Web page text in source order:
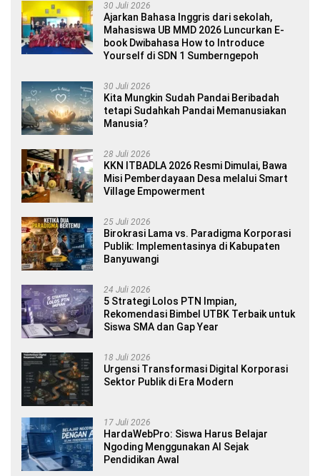
30 Juli 2026
Ajarkan Bahasa Inggris dari sekolah,
Mahasiswa UB MMD 2026 Luncurkan E-
book Dwibahasa How to Introduce
Yourself di SDN 1 Sumberngepoh
30 Juli 2026
Kita Mungkin Sudah Pandai Beribadah
tetapi Sudahkah Pandai Memanusiakan
Manusia?
28 Juli 2026
KKN ITBADLA 2026 Resmi Dimulai, Bawa
Misi Pemberdayaan Desa melalui Smart
Village Empowerment
25 Juli 2026
Birokrasi Lama vs. Paradigma Korporasi
Publik: Implementasinya di Kabupaten
Banyuwangi
24 Juli 2026
5 Strategi Lolos PTN Impian,
Rekomendasi Bimbel UTBK Terbaik untuk
Siswa SMA dan Gap Year
18 Juli 2026
Urgensi Transformasi Digital Korporasi
Sektor Publik di Era Modern
17 Juli 2026
HardaWebPro: Siswa Harus Belajar
Ngoding Menggunakan AI Sejak
Pendidikan Awal